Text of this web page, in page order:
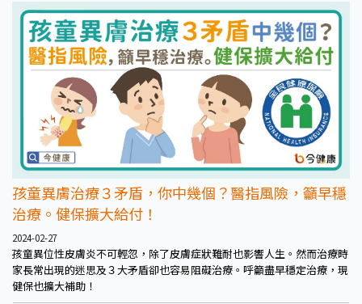
孩童異膚治療３矛盾，你中幾個？醫指風險，籲早穩
治療。健保擴大給付！
2024-02-27
孩童異位性皮膚炎不可輕忽，除了皮膚症狀難耐也影響人生。然而治療時
家長常出現的迷思及３大矛盾卻也容易阻礙治療。呼籲盡早穩定治療，現
健保也擴大補助！